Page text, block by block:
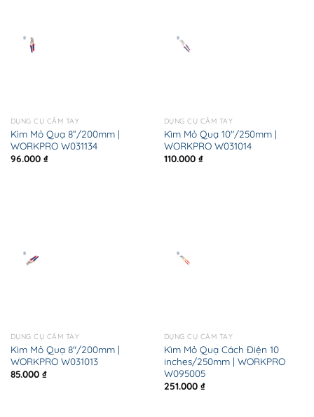
DỤNG CỤ CẦM TAY
Kìm Mỏ Quạ 8”/200mm |
WORKPRO W031134
96.000 ₫
DỤNG CỤ CẦM TAY
Kìm Mỏ Quạ 10″/250mm |
WORKPRO W031014
110.000 ₫
DỤNG CỤ CẦM TAY
Kìm Mỏ Quạ 8″/200mm |
WORKPRO W031013
85.000 ₫
DỤNG CỤ CẦM TAY
Kìm Mỏ Quạ Cách Điện 10
inches/250mm | WORKPRO
W095005
251.000 ₫